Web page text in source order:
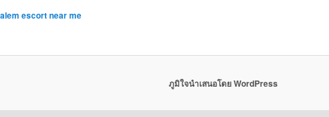
escort near me
ภูมิใจนำเสนอโดย WordPress